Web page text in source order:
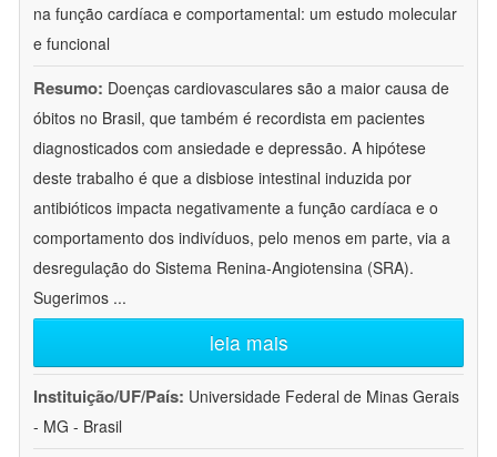
na função cardíaca e comportamental: um estudo molecular
e funcional
Resumo: Doenças cardiovasculares são a maior causa de
óbitos no Brasil, que também é recordista em pacientes
diagnosticados com ansiedade e depressão. A hipótese
deste trabalho é que a disbiose intestinal induzida por
antibióticos impacta negativamente a função cardíaca e o
comportamento dos indivíduos, pelo menos em parte, via a
desregulação do Sistema Renina-Angiotensina (SRA).
Sugerimos ...
leia mais
Instituição/UF/País: Universidade Federal de Minas Gerais
- MG - Brasil